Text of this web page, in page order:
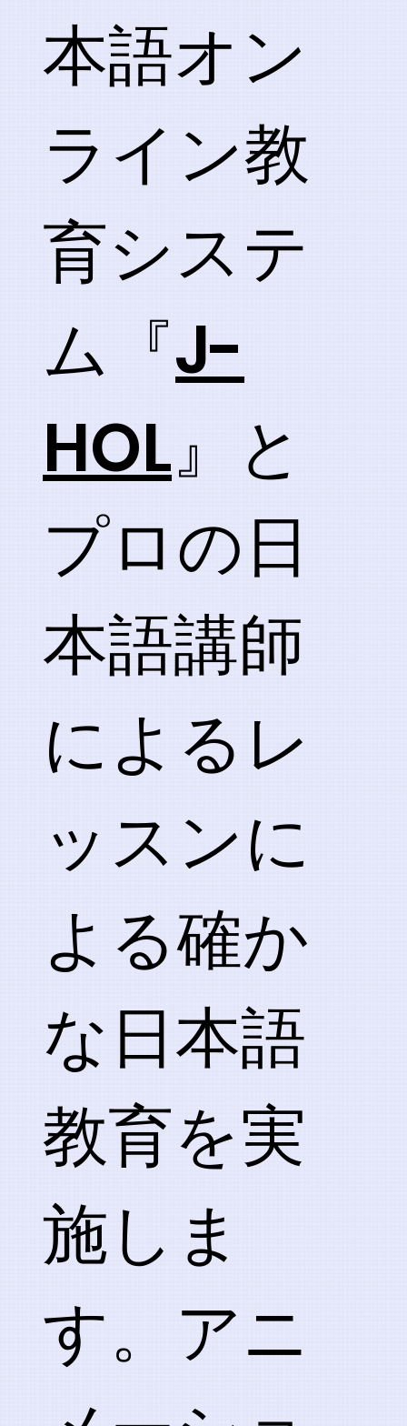
本語オン
ライン教
育システ
ム『J-
HOL』と
プロの日
本語講師
によるレ
ッスンに
よる確か
な日本語
教育を実
施しま
す。アニ